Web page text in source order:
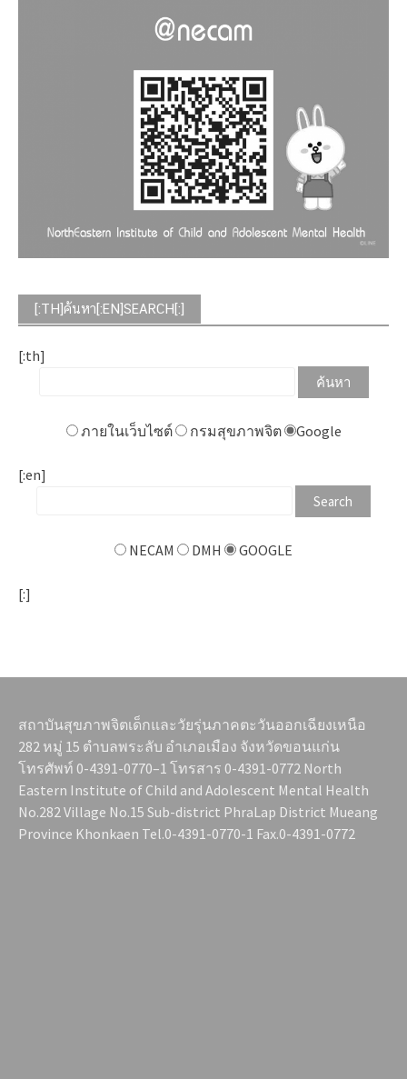
[:TH]ค้นหา[:EN]SEARCH[:]
[:th]
ภายในเว็บไซต์ กรมสุขภาพจิต Google
[:en]
NECAM DMH GOOGLE
[:]
สถาบันสุขภาพจิตเด็กและวัยรุ่นภาคตะวันออกเฉียงเหนือ
282 หมู่ 15 ตำบลพระลับ อำเภอเมือง จังหวัดขอนแก่น
โทรศัพท์ 0-4391-0770–1 โทรสาร 0-4391-0772 North
Eastern Institute of Child and Adolescent Mental Health
No.282 Village No.15 Sub-district PhraLap District Mueang
Province Khonkaen Tel.0-4391-0770-1 Fax.0-4391-0772